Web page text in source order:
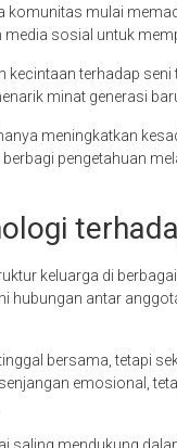
komunitas mulai
media sosial untuk
kecintaan terhadap
minat generasi
meningkatkan
pengetahuan
keluarga di
hubungan antar
bersama, tetapi
emosional,